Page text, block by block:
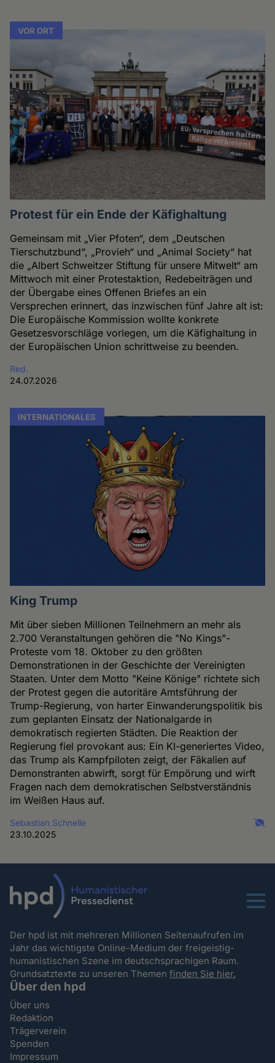
VOR ORT
Protest für ein Ende der Käfighaltung
Gemeinsam mit „Vier Pfoten“, dem „Deutschen
Tierschutzbund“, „Provieh“ und „Animal Society“ hat
die „Albert Schweitzer Stiftung für unsere Mitwelt“ am
Mittwoch mit einer Protestaktion, Redebeiträgen und
der Übergabe eines Offenen Briefes an ein
Versprechen erinnert, das inzwischen fünf Jahre alt ist:
Die Europäische Kommission wollte konkrete
Gesetzesvorschläge vorlegen, um die Käfighaltung in
der Europäischen Union schrittweise zu beenden.
Red.
24.07.2026
INTERNATIONALES
King Trump
Mit über sieben Millionen Teilnehmern an mehr als
2.700 Veranstaltungen gehören die "No Kings"-
Proteste vom 18. Oktober zu den größten
Demonstrationen in der Geschichte der Vereinigten
Staaten. Unter dem Motto "Keine Könige" richtete sich
der Protest gegen die autoritäre Amtsführung der
Trump-Regierung, von harter Einwanderungspolitik bis
zum geplanten Einsatz der Nationalgarde in
demokratisch regierten Städten. Die Reaktion der
Regierung fiel provokant aus: Ein KI-generiertes Video,
das Trump als Kampfpiloten zeigt, der Fäkalien auf
Demonstranten abwirft, sorgt für Empörung und wirft
Fragen nach dem demokratischen Selbstverständnis
im Weißen Haus auf.
Sebastian Schnelle
23.10.2025
Menu
Der hpd ist mit mehreren Millionen Seitenaufrufen im
Jahr das wichtigste Online-Medium der freigeistig-
humanistischen Szene im deutschsprachigen Raum.
Grundsatztexte zu unseren Themenfinden Sie hier.
Über den hpd
Über uns
Redaktion
Trägerverein
Spenden
Impressum